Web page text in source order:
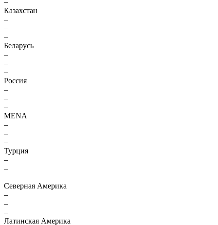
–
Казахстан
–
–
–
Беларусь
–
–
–
Россия
–
–
–
MENA
–
–
–
Турция
–
–
–
Северная Америка
–
–
–
Латинская Америка